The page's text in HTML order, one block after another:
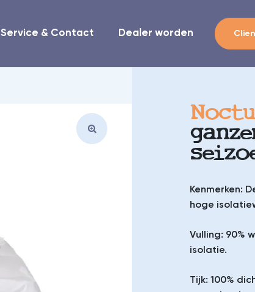
Service & Contact Dealer worden
Kenmerken:
hoge
Vulling: 90%
isolatie.
Tijk: 100%